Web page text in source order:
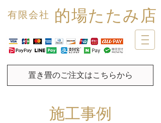
的場たたみ店
有限会社
置き畳のご注文はこちらから
施工事例